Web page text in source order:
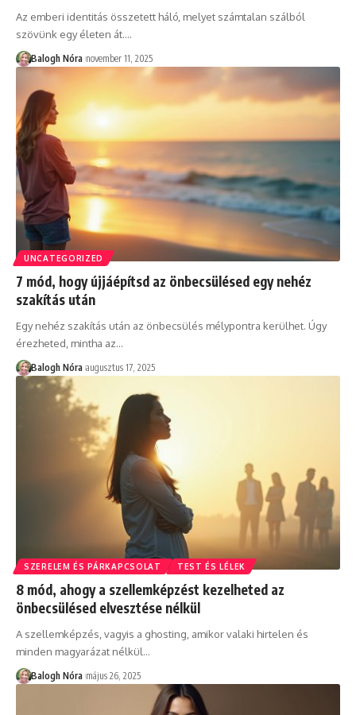
Az emberi identitás összetett háló, melyet számtalan szálból
szövünk egy életen át.…
Balogh Nóra november 11, 2025
UNCATEGORIZED
7 mód, hogy újjáépítsd az önbecsülésed egy nehéz
szakítás után
Egy nehéz szakítás után az önbecsülés mélypontra kerülhet. Úgy
érezheted, mintha az…
Balogh Nóra augusztus 17, 2025
SZERELEM ÉS PÁRKAPCSOLAT TEST ÉS LÉLEK
8 mód, ahogy a szellemképzést kezelheted az
önbecsülésed elvesztése nélkül
A szellemképzés, vagyis a ghosting, amikor valaki hirtelen és
minden magyarázat nélkül…
Balogh Nóra május 26, 2025